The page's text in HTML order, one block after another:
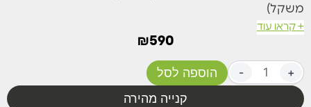
משקל)
צבע שחור
+ קראו עוד
₪590
- +
הוספה לסל
קנייה מהירה